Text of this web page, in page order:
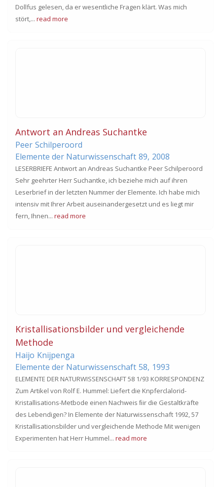
Dollfus gelesen, da er wesentliche Fragen klärt. Was mich
stört,... read more
Antwort an Andreas Suchantke
Peer Schilperoord
Elemente der Naturwissenschaft 89, 2008
LESERBRIEFE Antwort an Andreas Suchantke Peer Schilperoord
Sehr geehrter Herr Suchantke, ich beziehe mich auf ihren
Leserbrief in der letzten Nummer der Elemente. Ich habe mich
intensiv mit Ihrer Arbeit auseinandergesetzt und es liegt mir
fern, Ihnen... read more
Kristallisationsbilder und vergleichende
Methode
Haijo Knijpenga
Elemente der Naturwissenschaft 58, 1993
ELEMENTE DER NATURWISSENSCHAFT 58 1/93 KORRESPONDENZ
Zum Artikel von Rolf E. Hummel: Liefert die Knpferclalorid-
Kristallisations-Metbode einen Nachweis ﬁir die Gestaltkräfte
des Lebendigen? In Elemente der Naturwissenschaft 1992, 57
Kristallisationsbilder und vergleichende Methode Mit wenigen
Experimenten hat Herr Hummel... read more